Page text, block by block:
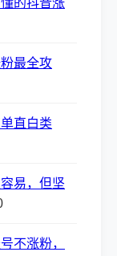
的抖音涨
最全攻
直白类
易，但坚
不涨粉，